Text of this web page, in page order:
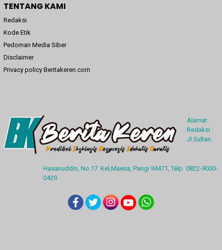
TENTANG KAMI
Redaksi
Kode Etik
Pedoman Media Siber
Disclaimer
Privacy policy Beritakeren.com
Alamat
Redaksi :
Jl.Sultan
Hasanuddin, No.17 Kel,Maesa, Parigi 94471, Telp. 0822-9000-
0429